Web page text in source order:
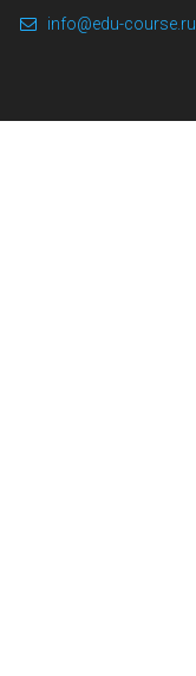
info@edu-course.ru